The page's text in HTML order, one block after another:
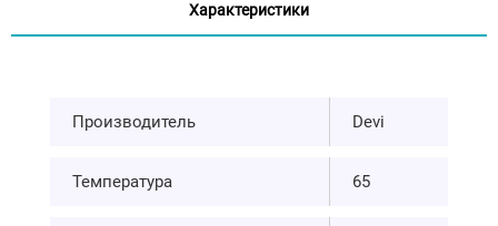
Характеристики
Производитель Devi
Температура 65